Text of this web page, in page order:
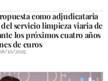
como adjudicataria
servicio limpieza viaria de
los próximos cuatro años
de euros
10/2025